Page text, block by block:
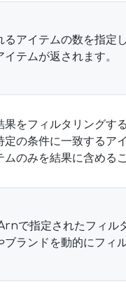
るアイテムの数を指定
イテムが返されます。
果をフィルタリングす
定の条件に一致するア
ムのみを結果に含める
で指定されたフィル
ブランドを動的にフィ